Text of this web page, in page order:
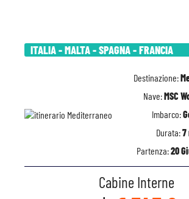
ITALIA - MALTA - SPAGNA - FRANCIA
Destinazione:
Nave:MSC
Imbarco:
Durata:7
Partenza:20
Cabine Interne